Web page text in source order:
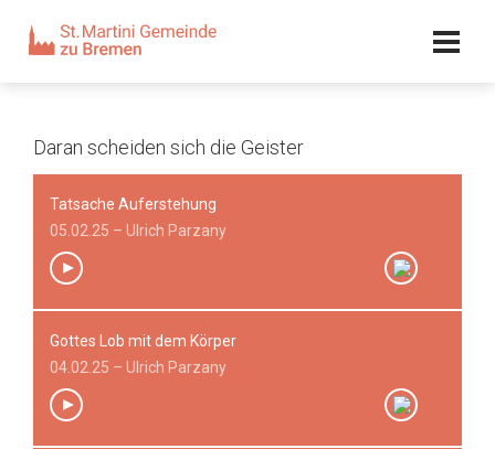
Kalender
Kontakt
Team
Daran scheiden sich die Geister
Tatsache Auferstehung
05.02.25 – Ulrich Parzany
00:00 /00:00
Gottes Lob mit dem Körper
04.02.25 – Ulrich Parzany